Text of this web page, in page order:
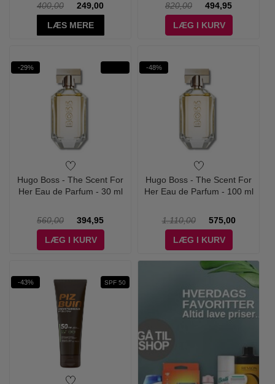
400,00
249,00
LÆS MERE
820,00
494,95
LÆG I KURV
-29%
Hugo Boss - The Scent For
Her Eau de Parfum - 30 ml
560,00
394,95
LÆG I KURV
-48%
Hugo Boss - The Scent For
Her Eau de Parfum - 100 ml
1.110,00
575,00
LÆG I KURV
-43% SPF 50